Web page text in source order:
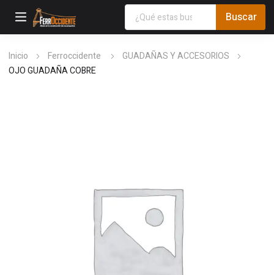
Inicio Ferroccidente
GUADAÑAS Y ACCESORIOS
OJO GUADAÑA COBRE